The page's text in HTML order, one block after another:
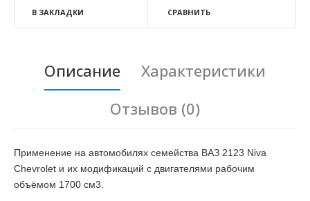
В ЗАКЛАДКИ СРАВНИТЬ
Описание
Характеристики
Отзывов (0)
Применение на автомобилях семейства ВАЗ 2123 Niva
Chevrolet и их модификаций с двигателями рабочим
объёмом 1700 см3.